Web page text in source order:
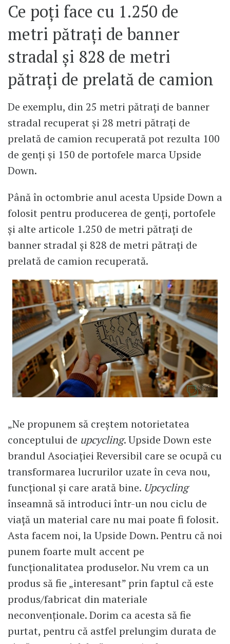
Ce poți face cu 1.250 de
metri pătrați de banner
stradal și 828 de metri
pătrați de prelată de camion
De exemplu, din 25 metri pătrați de banner
stradal recuperat și 28 metri pătrați de
prelată de camion recuperată pot rezulta 100
de genți și 150 de portofele marca Upside
Down.
Până în octombrie anul acesta Upside Down a
folosit pentru producerea de genți, portofele
și alte articole 1.250 de metri pătrați de
banner stradal și 828 de metri pătrați de
prelată de camion recuperată.
„Ne propunem să creștem notorietatea
conceptului de upcycling. Upside Down este
brandul Asociației Reversibil care se ocupă cu
transformarea lucrurilor uzate în ceva nou,
funcțional și care arată bine. Upcycling
înseamnă să introduci într-un nou ciclu de
viață un material care nu mai poate fi folosit.
Asta facem noi, la Upside Down. Pentru că noi
punem foarte mult accent pe
funcționalitatea produselor. Nu vrem ca un
produs să fie „interesant” prin faptul că este
produs/fabricat din materiale
neconvenționale. Dorim ca acesta să fie
purtat, pentru că astfel prelungim durata de